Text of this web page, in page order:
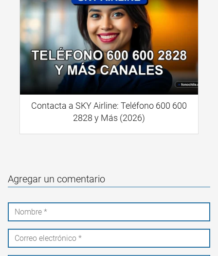
Contacta a SKY Airline: Teléfono 600 600
2828 y Más (2026)
Agregar un comentario